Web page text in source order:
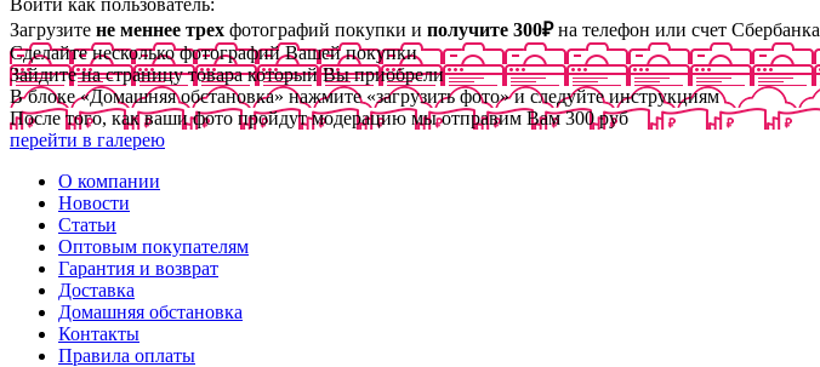
Войти как пользователь:
Загрузите не меннее трех фотографий покупки и получите 300₽на телефон или счет Сбербанка
Сделайте несколько фотографий Вашей покупки
Зайдите на страницу товара который Вы приобрели
В блоке «Домашняя обстановка» нажмите «загрузить фото» и следуйте инструкциям
После того, как ваши фото пройдут модерацию мы отправим Вам 300 руб
перейти в галерею
О компании
Новости
Статьи
Оптовым покупателям
Гарантия и возврат
Доставка
Домашняя обстановка
Контакты
Правила оплаты